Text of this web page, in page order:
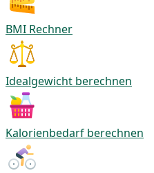
BMI Rechner
Idealgewicht berechnen
Kalorienbedarf berechnen